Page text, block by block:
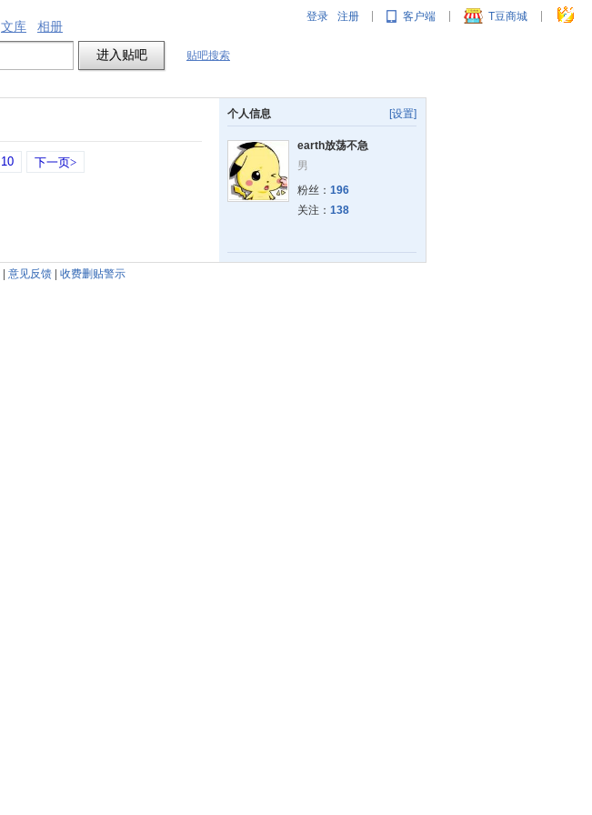
登录 注册 | 客户端 | T豆商城 |
文库 相册
贴吧搜索
10 下一页>
[设置]
个人信息
earth放荡不急
男
粉丝： 196
关注： 138
| 意见反馈 | 收费删贴警示